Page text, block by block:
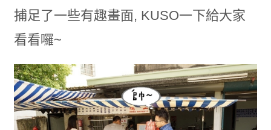
捕足了一些有趣畫面, KUSO一下給大家
看看囉~